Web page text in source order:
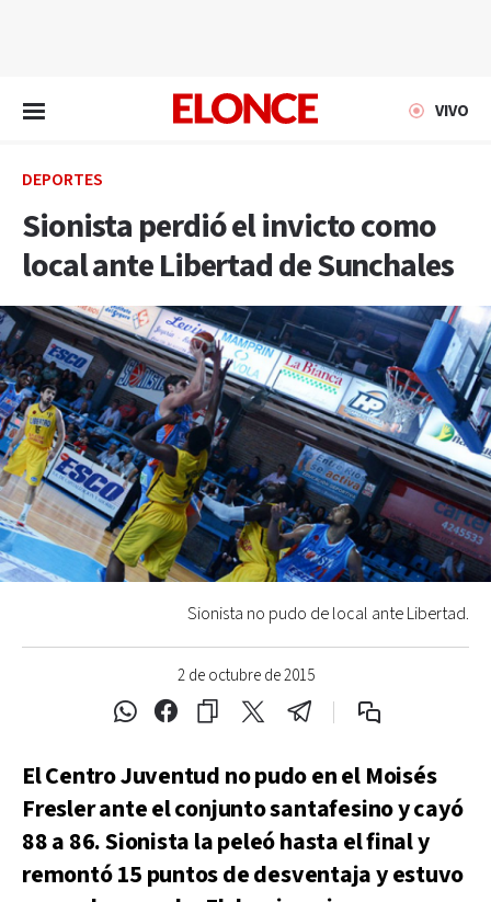
VIVO
DEPORTES
Sionista perdió el invicto como
local ante Libertad de Sunchales
2 de octubre de 2015
Sionista no pudo de local ante Libertad.
El Centro Juventud no pudo en el Moisés
Fresler ante el conjunto santafesino y cayó
88 a 86. Sionista la peleó hasta el final y
remontó 15 puntos de desventaja y estuvo